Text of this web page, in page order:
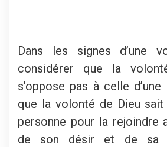
Dans les signes d’une
considérer que la
s’oppose pas à celle
que la volonté de Dieu
personne pour la rejoindre
de son désir et de sa